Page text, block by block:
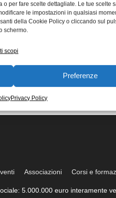
per fare scelte dettagliate. Le tue scelte
le impostazioni in qualsiasi
della Cookie Policy o cliccando sul
schermo.
scopi
Preferenze
Privacy Policy
Associazioni Corsi e
5.000.000 euro interamente